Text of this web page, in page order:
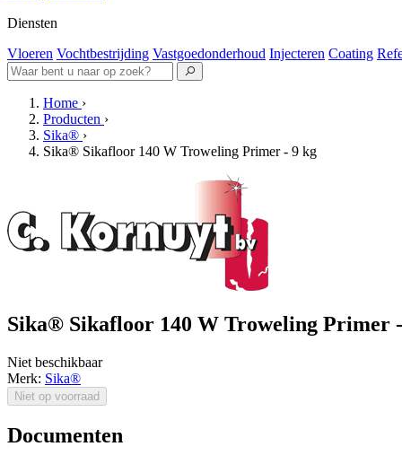
Diensten
Vloeren Vochtbestrijding Vastgoedonderhoud Injecteren Coating
Home ›
Producten ›
Sika® ›
Sika® Sikafloor 140 W Troweling Primer - 9 kg
Sika® Sikafloor 140 W Troweling Primer
Niet beschikbaar
Merk: Sika®
Niet op voorraad
Documenten